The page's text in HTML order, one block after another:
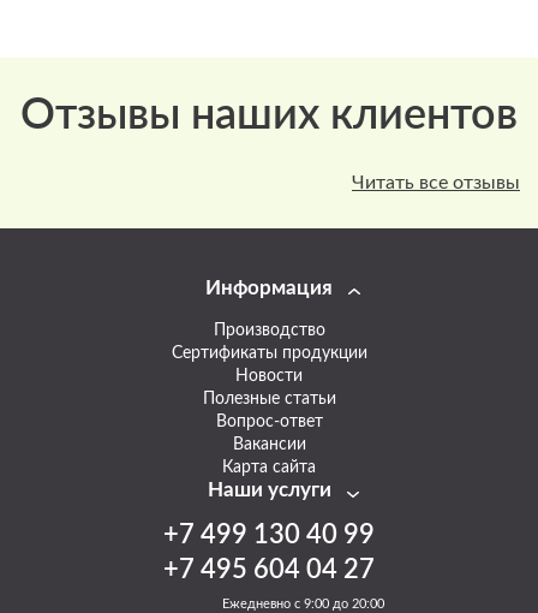
Отзывы наших клиентов
Читать все отзывы
Информация
Производство
Сертификаты продукции
Новости
Полезные статьи
Вопрос-ответ
Вакансии
Карта сайта
Наши услуги
+7 499 130 40 99
+7 495 604 04 27
Ежедневно с 9:00 до 20:00